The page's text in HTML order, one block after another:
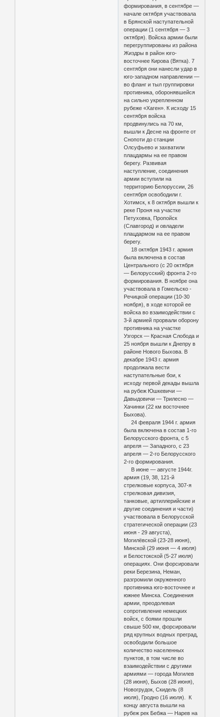
формирования, в сентябре —
начале октября участвовала
в Брянской наступательной
операции (1 сентября — 3
октября). Войска армии были
перегруппированы из района
Жиздры в район юго-
восточнее Кирова (Вятка). 7
сентября они нанесли удар в
юго-западном направлении —
во фланг и тыл группировки
противника, оборонявшейся
на сильно укрепленном
рубеже «Хаген». К исходу 15
сентября войска
продвинулись на 70 км,
вышли к Десне на фронте от
Снопоти до станции
Олсуфьево и захватили
плацдармы на ее правом
берегу. Развивая
наступление, соединения
армии вступили на
территорию Белоруссии, 26
сентября освободили г.
Хотимск, к 8 октября вышли к
реке Проня на участке
Петуховка, Пропойск
(Славгород) и овладели
плацдармом на ее правом
берегу.
18 октября 1943 г. армия
была включена в состав
Центрального (с 20 октября
— Белорусский) фронта 2-го
формирования. В ноябре она
участвовала в Гомельско -
Речицкой операции (10-30
ноября), в ходе которой ее
войска во взаимодействии с
3-й армией прорвали оборону
противника на участке
Узгорск — Красная Слобода и
25 ноября вышли к Днепру в
районе Нового Быхова. В
декабре 1943 г. армия
продолжала вести
наступательные бои, к
исходу первой декады вышла
на рубеж Юшкевичи —
Давыдовичи — Трилесно —
Хачинки (22 км восточнее
Быхова).
24 февраля 1944 г. армия
была включена в состав 1-го
Белорусского фронта, с 5
апреля — Западного, с 23
апреля — 2-го Белорусского
2-го формирования.
В июне — августе 1944г.
армия (19, 38, 121-й
стрелковые корпуса, 307-я
стрелковая дивизия,
танковые, артиллерийские и
другие соединения и части)
участвовала в Белорусской
стратегической операции (23
июня - 29 августа),
Могилёвской (23-28 июня),
Минской (29 июня — 4 июля)
и Белостокской (5-27 июля)
операциях. Они форсировали
реки Березина, Неман,
разгромили окруженного
противника юго-восточнее и
южнее Минска. Соединения
армии, преодолевая
сопротивление немецких
войск, с боями прошли
свыше 500 км, форсировали
ряд крупных водных преград,
освободили большое
количество населенных
пунктов, в том числе во
взаимодействии с другими
армиями — города Могилев
(28 июня), Быхов (28 июня),
Новогрудок, Скидель (8
июля), Гродно (16 июля). К
концу августа вышли на
рубеж рек Бебжа — Нарев на